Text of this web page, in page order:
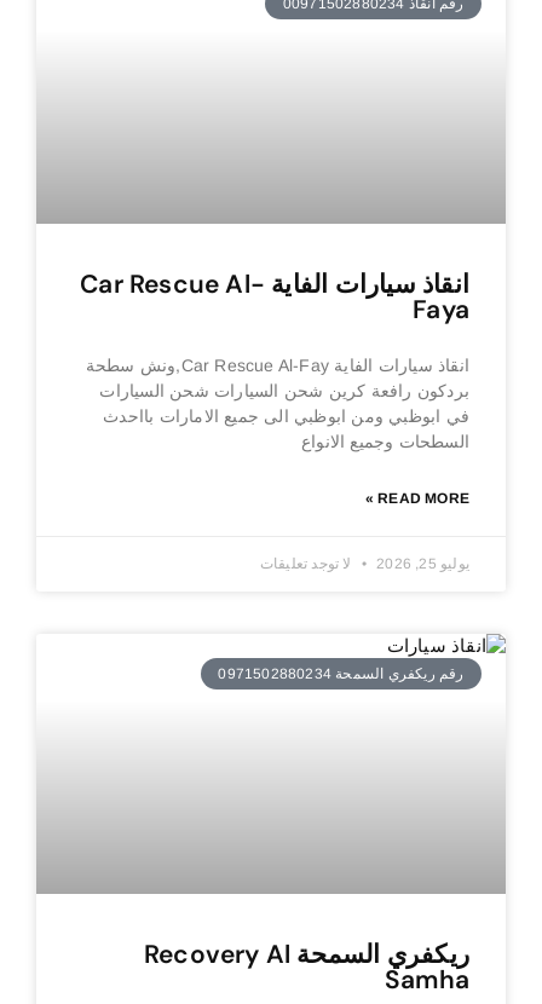
رقم انقاذ 00971502880234
انقاذ سيارات الفاية Car Rescue Al-
Faya
انقاذ سيارات الفاية Car Rescue Al-Fay,ونش سطحة
بردكون رافعة كرين شحن السيارات شحن السيارات
في ابوظبي ومن ابوظبي الى جميع الامارات بااحدث
السطحات وجميع الانواع
READ MORE »
يوليو 25, 2026 لا توجد تعليقات
رقم ريكفري السمحة 0971502880234
ريكفري السمحة Recovery Al
Samha